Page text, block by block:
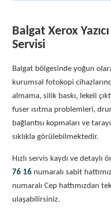
Balgat Xerox
Servisi
Balgat bölgesinde yoğun
kurumsal fotokopi
almama, silik baskı, lekeli
fuser ısıtma problemleri,
bağlantısı kopmaları ve
sıklıkla görülebilmektedir.
Hızlı servis kaydı ve detaylı
76 16 numaralı sabit
numaralı Cep hattımızdan
ulaşabilirsiniz.